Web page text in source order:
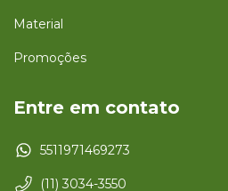
Material
Promoções
Entre em contato
5511971469273
(11) 3034-3550